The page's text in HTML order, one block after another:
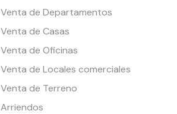
Venta de Departamentos
Venta de Casas
Venta de Oficinas
Venta de Locales comerciales
Venta de Terreno
Arriendos